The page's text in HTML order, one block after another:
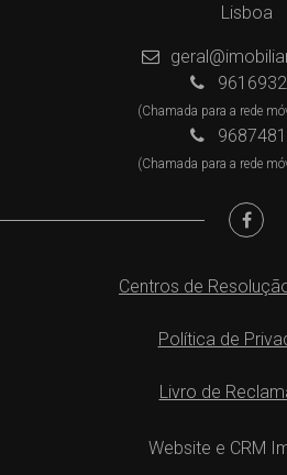
Lisboa
(Chamada para a rede
(Chamada para a rede
Centros de
Política de
Livro de
Website e CRM